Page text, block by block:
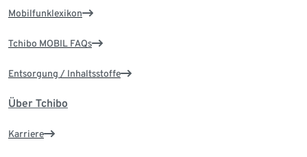
Mobilfunklexikon
Tchibo MOBIL FAQs
Entsorgung / Inhaltsstoffe
Über Tchibo
Karriere